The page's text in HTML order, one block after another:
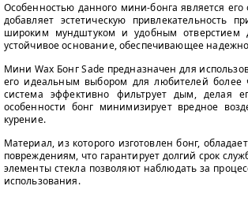
Особенностью данного мини-бонга является
добавляет эстетическую привлекательность
широким мундштуком и удобным отверстием
устойчивое основание, обеспечивающее
Мини Wax Бонг Sade предназначен для
его идеальным выбором для любителей более
система эффективно фильтрует дым, делая
особенности бонг минимизирует вредное
курение.
Материал, из которого изготовлен бонг,
повреждениям, что гарантирует долгий срок
элементы стекла позволяют наблюдать за
использования.